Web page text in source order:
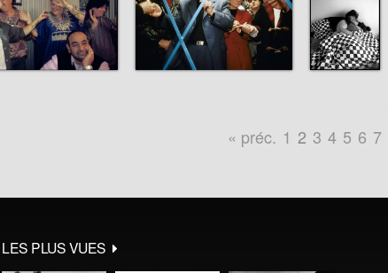
« préc. 1 2 3 4 5 6 7
LES PLUS VUES